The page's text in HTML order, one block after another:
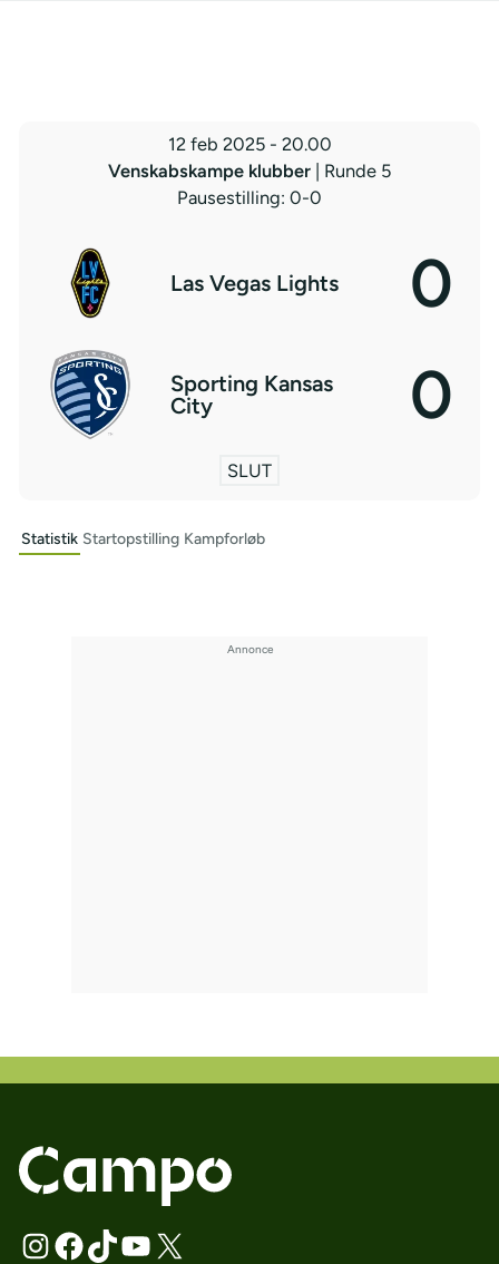
12 feb 2025 - 20.00
Venskabskampe klubber
| Runde 5
Pausestilling: 0-0
Las Vegas Lights 0
Sporting Kansas
City
0
SLUT
Statistik Startopstilling Kampforløb